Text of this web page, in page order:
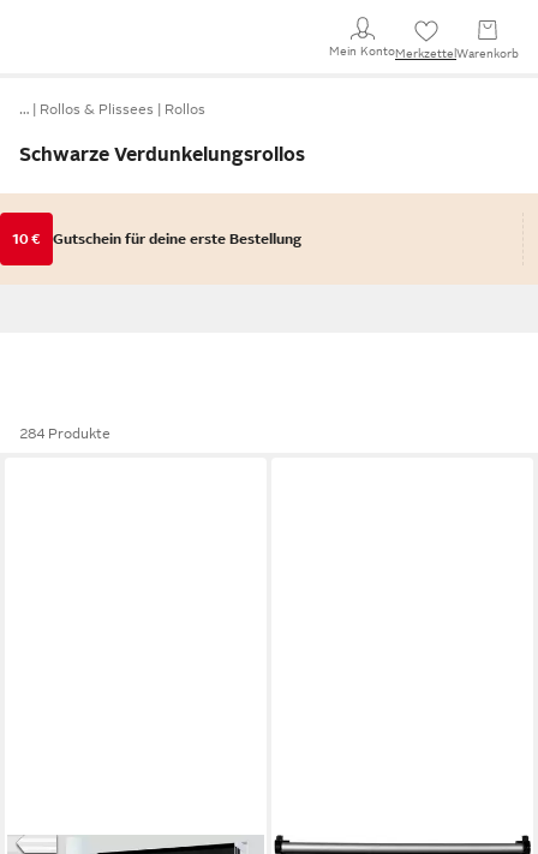
Mein KontoMerkzettel Warenkorb
… Rollos & Plissees Rollos
Schwarze Verdunkelungsrollos
10 € Gutschein für deine erste Bestellung
284 Produkte